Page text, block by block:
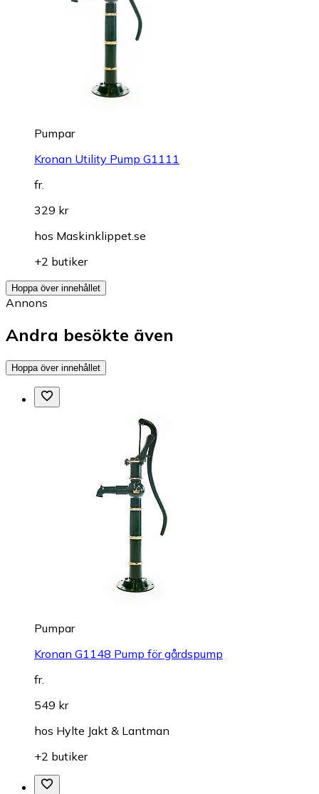
Pumpar
Kronan Utility Pump G1111
fr.
329 kr
hos Maskinklippet.se
+2 butiker
Hoppa över innehållet
Annons
Andra besökte även
Hoppa över innehållet
Pumpar
Kronan G1148 Pump för gårdspump
fr.
549 kr
hos Hylte Jakt & Lantman
+2 butiker